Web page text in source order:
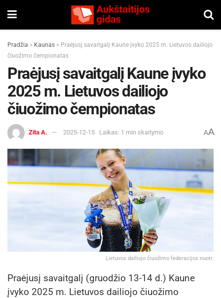
Pradžia » Kaunas » Praėjusį savaitgalį Kaune įvyko 2025 m. Lietuvos dailiojo
čiuožimo čempionatas
Praėjusį savaitgalį Kaune įvyko
2025 m. Lietuvos dailiojo
čiuožimo čempionatas
Zita A. 2025-12-15 Laikas: 1 min skaitymo AA
Lietuvos dailiojo čiuožimo federacijos nuotr.
Praėjusį savaitgalį (gruodžio 13-14 d.) Kaune
įvyko 2025 m. Lietuvos dailiojo čiuožimo